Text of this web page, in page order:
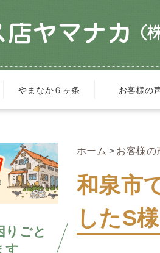
やまなか６ヶ条 お客様の
ごと
す
ホーム お客様の
和泉市
したS